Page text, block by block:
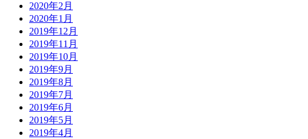
2020年2月
2020年1月
2019年12月
2019年11月
2019年10月
2019年9月
2019年8月
2019年7月
2019年6月
2019年5月
2019年4月